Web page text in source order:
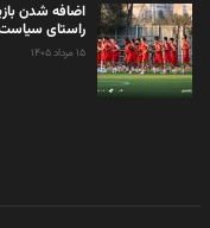
اضافه شدن
راستای
۱۵ مرداد ۱۴۰۵